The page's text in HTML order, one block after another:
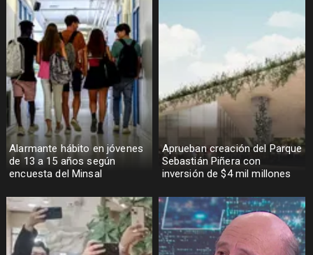
Alarmante hábito en jóvenes
de 13 a 15 años según
encuesta del Minsal
Aprueban creación del Parque
Sebastián Piñera con
inversión de $4 mil millones